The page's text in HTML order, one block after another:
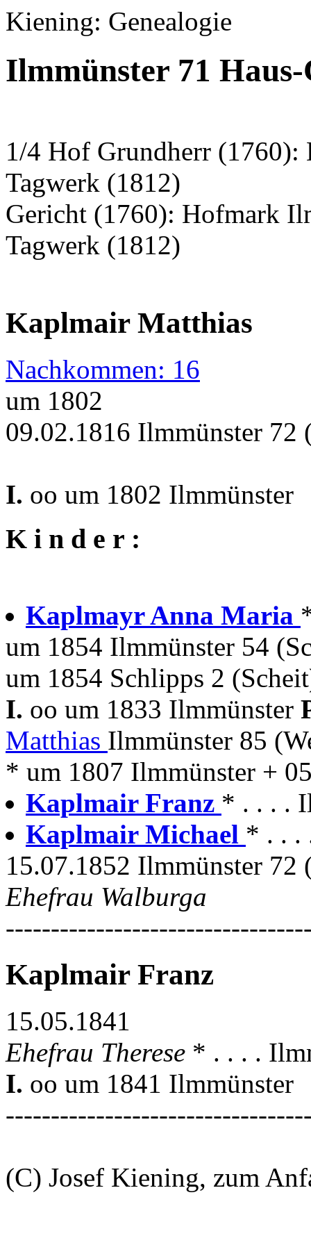
Kiening: Genealogie
Ilmmünster 71
1/4 Hof Grundherr
Tagwerk (1812)
Gericht (1760): Hofmark
Tagwerk (1812)
Kaplmair Matthias
Nachkommen: 16
um 1802
09.02.1816 Ilmmünster 72
I. oo um 1802 Ilmmünster
K i n d e r :
Kaplmayr Anna Maria
um 1854 Ilmmünster 54
um 1854 Schlipps 2
I. oo um 1833 Ilmmünster
Matthias Ilmmünster 85
* um 1807 Ilmmünster +
Kaplmair Franz * . . . .
Kaplmair Michael * . . .
15.07.1852 Ilmmünster 72
Ehefrau Walburga
Kaplmair Franz
15.05.1841
Ehefrau Therese * . . . .
I. oo um 1841 Ilmmünster
(C) Josef Kiening, zum